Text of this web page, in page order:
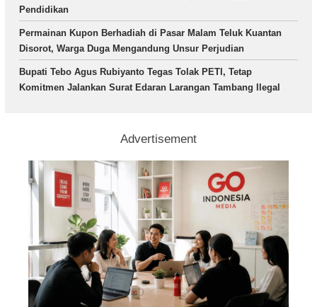
Pendidikan
Permainan Kupon Berhadiah di Pasar Malam Teluk Kuantan
Disorot, Warga Duga Mengandung Unsur Perjudian
Bupati Tebo Agus Rubiyanto Tegas Tolak PETI, Tetap
Komitmen Jalankan Surat Edaran Larangan Tambang Ilegal
Advertisement